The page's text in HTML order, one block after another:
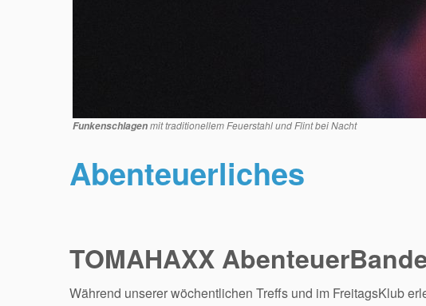
Funkenschlagenmit traditionellem Feuerstahl und Flint bei Nacht
Abenteuerliches
TOMAHAXX
Während unserer wöchentlichen Treffs und im FreitagsKlub